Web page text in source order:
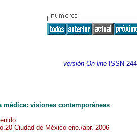
versión On-lineISSN
médica: visiones contemporáneas
Ciudad de México ene./abr. 2006